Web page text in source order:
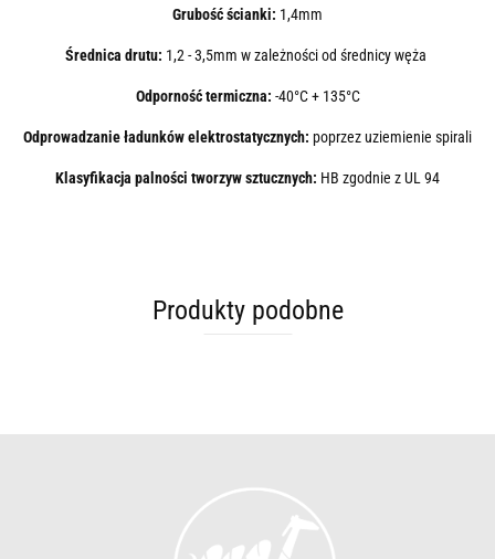
Grubość ścianki: 1,4mm
Średnica drutu: 1,2 - 3,5mm w zależności od średnicy węża
Odporność termiczna: -40°C + 135°C
Odprowadzanie ładunków elektrostatycznych: poprzez uziemienie spirali
Klasyfikacja palności tworzyw sztucznych: HB zgodnie z UL 94
Produkty podobne